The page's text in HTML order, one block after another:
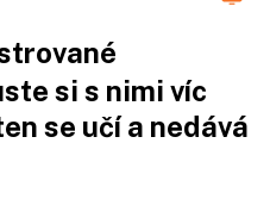
si s nimi víc
se učí a nedává